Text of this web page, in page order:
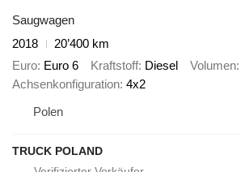
Saugwagen
2018
20’400 km
Euro Euro 6 Kraftstoff Diesel Volumen
Achsenkonfiguration 4x2
Polen
TRUCK POLAND